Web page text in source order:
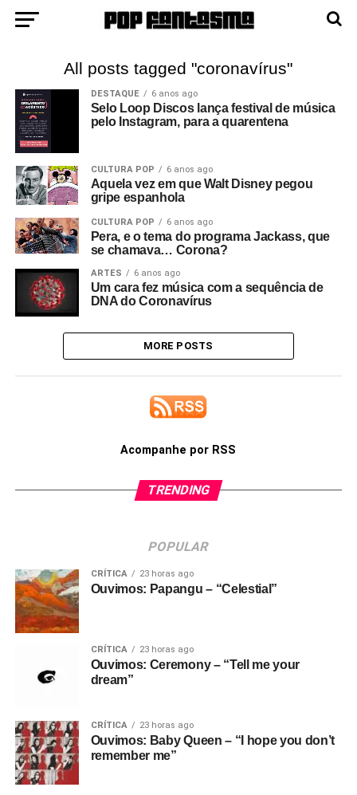
All posts tagged "coronavírus"
DESTAQUE 6 anos ago
Selo Loop Discos lança festival de música
pelo Instagram, para a quarentena
CULTURA POP 6 anos ago
Aquela vez em que Walt Disney pegou
gripe espanhola
CULTURA POP 6 anos ago
Pera, e o tema do programa Jackass, que
se chamava… Corona?
ARTES 6 anos ago
Um cara fez música com a sequência de
DNA do Coronavírus
MORE POSTS
Acompanhe por RSS
TRENDING
POPULAR
CRÍTICA 23 horas ago
Ouvimos: Papangu – “Celestial”
CRÍTICA 23 horas ago
Ouvimos: Ceremony – “Tell me your
dream”
CRÍTICA 23 horas ago
Ouvimos: Baby Queen – “I hope you don’t
remember me”